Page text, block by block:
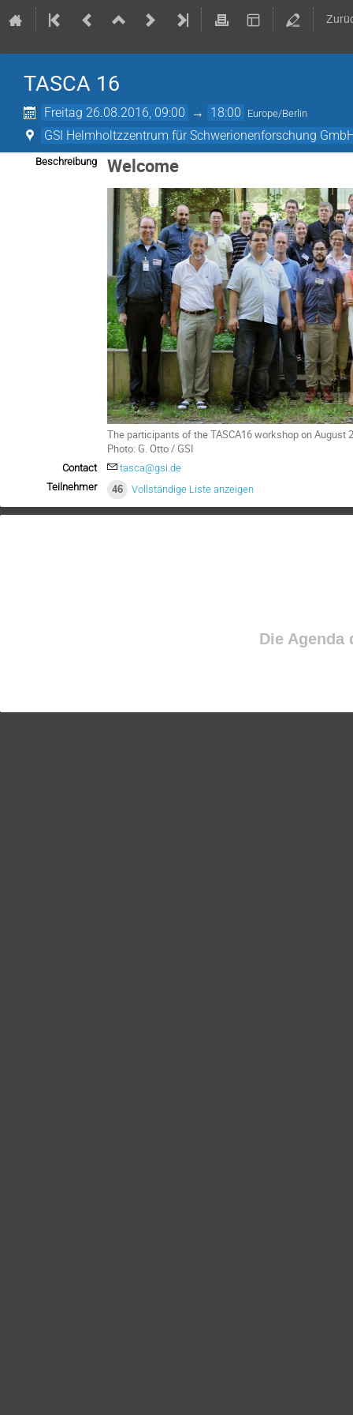
TASCA 16
Freitag 26.08.2016, 09:00 → 18:00 Europe/Berlin
GSI Helmholtzzentrum für Schwerionenforschung
Beschreibung Welcome
The participants of the TASCA16 workshop on August
Photo: G. Otto / GSI
Contact
tasca@gsi.de
Teilnehmer
46 Vollständige Liste anzeigen
Die